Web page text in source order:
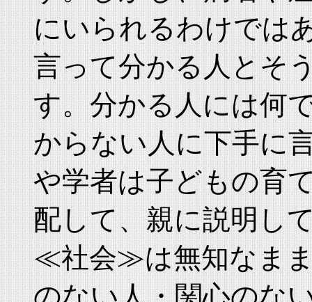
にいられるわけでは
言って分かる人とそ
す。分かる人には何
からない人に下手に
や学者は子どもの育
配して、親に説明し
≪社会≫は無知なま